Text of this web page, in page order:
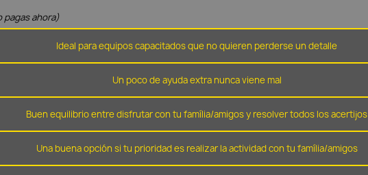
pagas ahora)
Ideal para equipos capacitados que no quieren perderse un detalle
Un poco de ayuda extra nunca viene mal
Buen equilibrio entre disfrutar con tu família/amigos y resolver todos los acertijos
Una buena opción si tu prioridad es realizar la actividad con tu família/amigos